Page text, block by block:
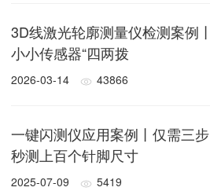
3D线激光轮廓测量仪检测案例丨
小小传感器“四两拨
2026-03-14 43866
一键闪测仪应用案例丨仅需三步
秒测上百个针脚尺寸
2025-07-09 5419